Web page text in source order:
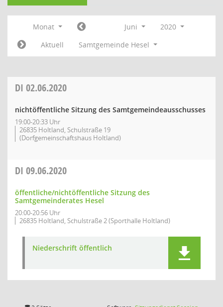
Monat Juni
2020
Aktuell
Samtgemeinde Hesel
DI 02.06.2020
nichtöffentliche Sitzung des Samtgemeindeausschusses
19:00-20:33 Uhr
26835 Holtland, Schulstraße 19
(Dorfgemeinschaftshaus Holtland)
DI 09.06.2020
öffentliche/nichtöffentliche Sitzung des
Samtgemeinderates Hesel
20:00-20:56 Uhr
26835 Holtland, Schulstraße 2 (Sporthalle Holtland)
Niederschrift öffentlich